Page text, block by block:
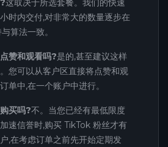
时内交付,对非常大的数量逐步在
算法一致。
赞和观看吗?是的,甚至建议这样
您可以从客户区直接将点赞和观
单中,在一个账户中进行。
买吗?不。当您已经有最低限度
速信誉时,购买 TikTok 粉丝才有
,在考虑订单之前先开始定期发